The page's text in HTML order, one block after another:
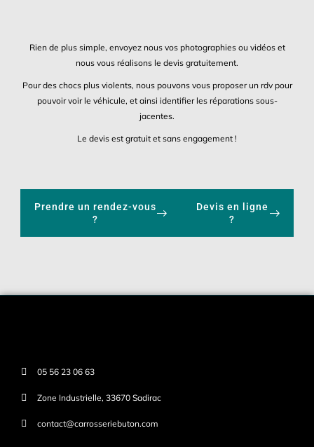
Rien de plus simple, envoyez nous vos photographies ou vidéos et
nous vous réalisons le devis gratuitement.
Pour des chocs plus violents, nous pouvons vous proposer un rdv pour
pouvoir voir le véhicule, et ainsi identifier les réparations sous-
jacentes.
Le devis est gratuit et sans engagement !
Prendre un rendez-vous
?
Devis en ligne
?
05 56 23 06 63
Zone Industrielle, 33670 Sadirac
contact@carrosseriebuton.com